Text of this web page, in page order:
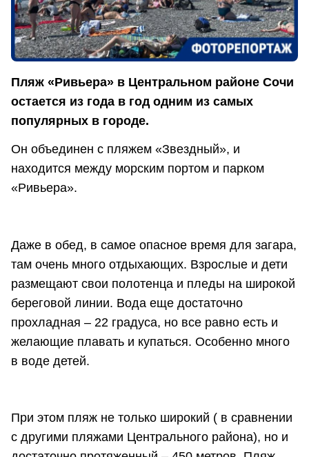
Пляж «Ривьера» в Центральном районе Сочи
остается из года в год одним из самых
популярных в городе.
Он объединен с пляжем «Звездный», и
находится между морским портом и парком
«Ривьера».
Даже в обед, в самое опасное время для загара,
там очень много отдыхающих. Взрослые и дети
размещают свои полотенца и пледы на широкой
береговой линии. Вода еще достаточно
прохладная – 22 градуса, но все равно есть и
желающие плавать и купаться. Особенно много
в воде детей.
При этом пляж не только широкий ( в сравнении
с другими пляжами Центрального района), но и